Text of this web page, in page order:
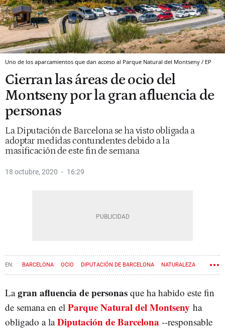
Uno de los aparcamientos que dan acceso al Parque Natural del Montseny / EP
Cierran las áreas de ocio del
Montseny por la gran afluencia de
personas
La Diputación de Barcelona se ha visto obligada a
adoptar medidas contundentes debido a la
masificación de este fin de semana
18 octubre, 2020 16:29
BARCELONA OCIO DIPUTACIÓN DE BARCELONA NATURALEZA
Lagran afluencia de personas que ha habido este fin
de semana en el Parque Natural del Montseny ha
obligado a laDiputación de Barcelona --responsable